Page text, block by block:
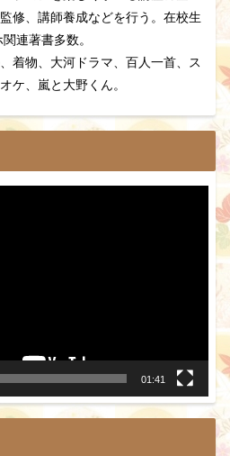
修、講師養成などを行う。在校生
連著書多数。
着物、大河ドラマ、百人一首、ス
ケ、嵐と大野くん。
01:41